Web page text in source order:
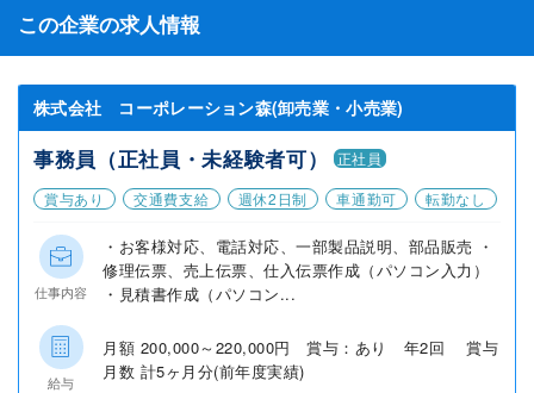
この企業の求人情報
株式会社 コーポレーション森(卸売業・小売業)
事務員（正社員・未経験者可）
正社員
賞与あり
交通費支給 週休2日制 車通勤可 転勤なし
仕事内容
・お客様対応、電話対応、一部製品説明、部品販売 ・
修理伝票、売上伝票、仕入伝票作成（パソコン入力）
・見積書作成（パソコン...
給与
月額 200,000～220,000円 賞与：あり 年2回 賞与
月数 計5ヶ月分(前年度実績)